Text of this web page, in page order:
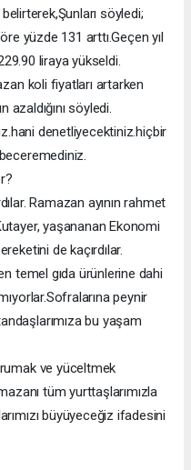
söyledi;
yüzde 131 arttı.Geçen yıl
liraya yükseldi.
koli fiyatları artarken
azaldığını söyledi.
denetliyecektiniz.hiçbir
Ramazan ayının rahmet
yaşananan Ekonomi
de kaçırdılar.
temel gıda ürünlerine dahi
peynir
bu yaşam
ve yüceltmek
tüm yurttaşlarımızla
büyüyeceğiz ifadesini